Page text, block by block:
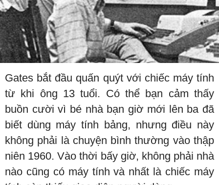
Gates bắt đầu quấn quýt với chiếc máy tính
từ khi ông 13 tuổi. Có thể bạn cảm thấy
buồn cười vì bé nhà bạn giờ mới lên ba đã
biết dùng máy tính bảng, nhưng điều này
không phải là chuyện bình thường vào thập
niên 1960. Vào thời bấy giờ, không phải nhà
nào cũng có máy tính và nhất là chiếc máy